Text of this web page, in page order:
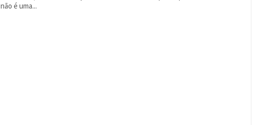
não é uma...